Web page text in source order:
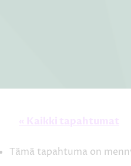
« Kaikki tapahtumat
Tämä tapahtuma on